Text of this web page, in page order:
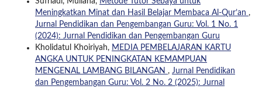
Meningkatkan Minat dan Hasil Belajar Membaca Al-Qur’an ,
Jurnal Pendidikan dan Pengembangan Guru: Vol. 1 No. 1
(2024): Jurnal Pendidikan dan Pengembangan Guru
Kholidatul Khoiriyah, MEDIA PEMBELAJARAN KARTU
ANGKA UNTUK PENINGKATAN KEMAMPUAN
MENGENAL LAMBANG BILANGAN , Jurnal Pendidikan
dan Pengembangan Guru: Vol. 2 No. 2 (2025): Jurnal